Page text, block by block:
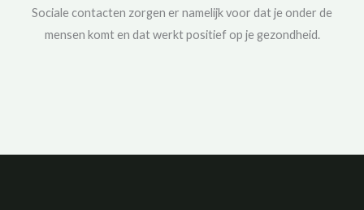
Sociale contacten zorgen er namelijk voor dat je onder de
mensen komt en dat werkt positief op je gezondheid.